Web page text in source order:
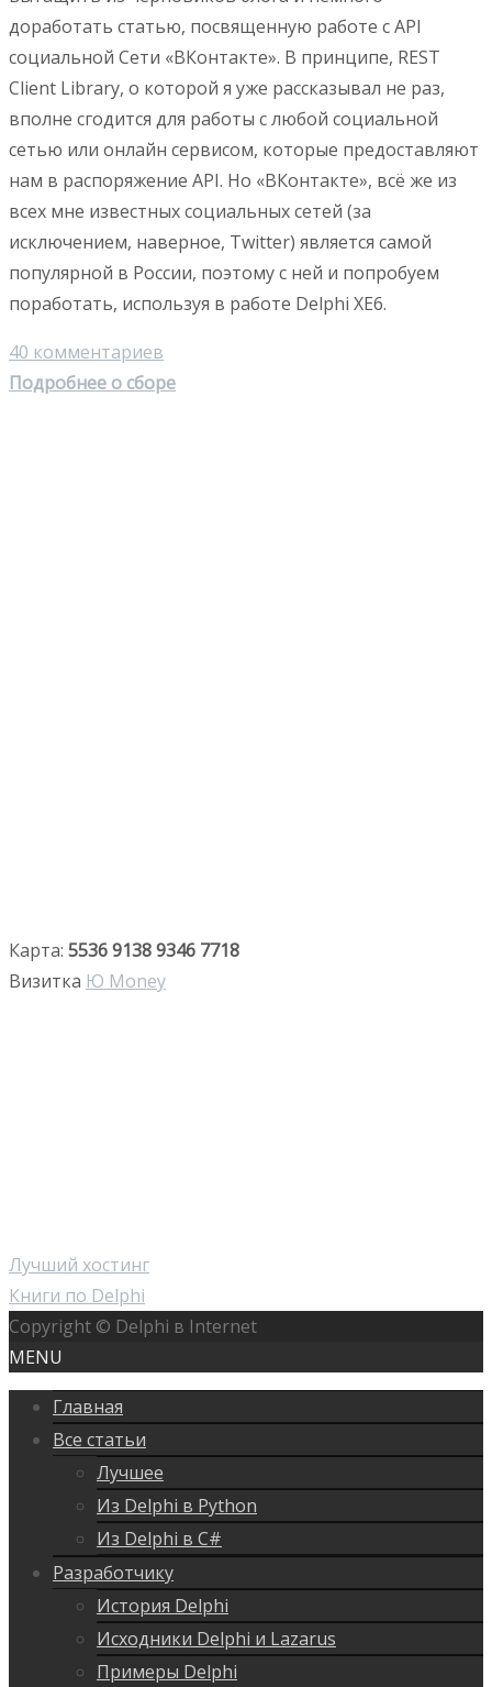
доработать статью, посвященную работе с API
социальной Сети «ВКонтакте». В принципе, REST
Client Library, о которой я уже рассказывал не раз,
вполне сгодится для работы с любой социальной
сетью или онлайн сервисом, которые предоставляют
нам в распоряжение API. Но «ВКонтакте», всё же из
всех мне известных социальных сетей (за
исключением, наверное, Twitter) является самой
популярной в России, поэтому с ней и попробуем
поработать, используя в работе Delphi XE6.
40 комментариев
Подробнее о сборе
Карта: 5536 9138 9346 7718
Визитка Ю Money
Лучший хостинг
Книги по Delphi
Copyright © Delphi в Internet
MENU
Главная
Все статьи
Лучшее
Из Delphi в Python
Из Delphi в C#
Разработчику
История Delphi
Исходники Delphi и Lazarus
Примеры Delphi